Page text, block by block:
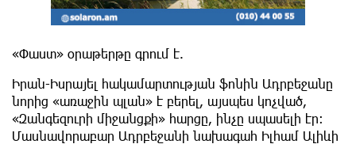
«Փաստ» օրաթերթը գրում է.
Իրան-Իսրայել հակամարտության ֆոնին Ադրբեջանը
նորից «առաջին պլան» է բերել, այսպես կոչված,
«Զանգեզուրի միջանցքի» հարցը, ինչը սպասելի էր:
Մասնավորաբար Ադրբեջանի նախագահ Իլհամ Ալիևի